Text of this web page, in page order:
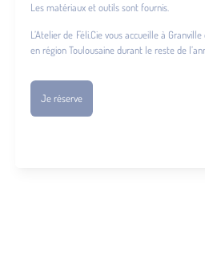
Les matériaux et outils sont fournis.
L’Atelier de Féli.Cie vous accueille à
en région Toulousaine durant le reste de
Je réserve